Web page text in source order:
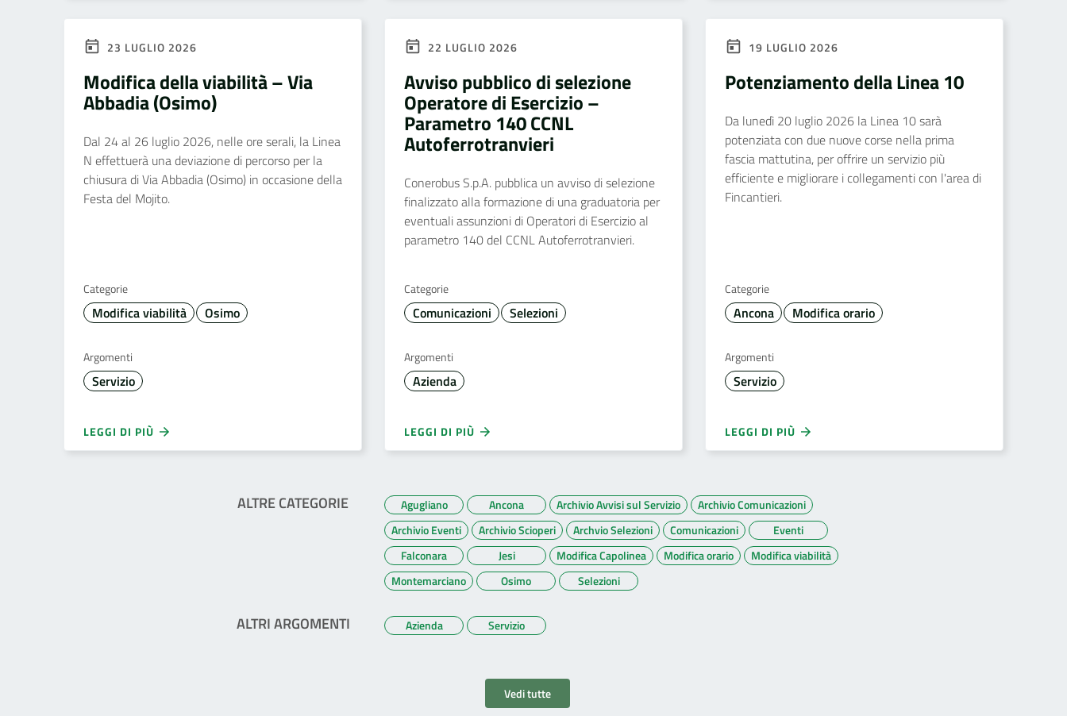
23 LUGLIO 2026
Modifica della viabilità – Via
Abbadia (Osimo)
Dal 24 al 26 luglio 2026, nelle ore serali, la Linea
N effettuerà una deviazione di percorso per la
chiusura di Via Abbadia (Osimo) in occasione della
Festa del Mojito.
Categorie
Modifica viabilità Osimo
Argomenti
Servizio
LEGGI DI PIÙ
22 LUGLIO 2026
Avviso pubblico di selezione
Operatore di Esercizio –
Parametro 140 CCNL
Autoferrotranvieri
Conerobus S.p.A. pubblica un avviso di selezione
finalizzato alla formazione di una graduatoria per
eventuali assunzioni di Operatori di Esercizio al
parametro 140 del CCNL Autoferrotranvieri.
Categorie
Comunicazioni Selezioni
Argomenti
Azienda
LEGGI DI PIÙ
19 LUGLIO 2026
Potenziamento della Linea 10
Da lunedì 20 luglio 2026 la Linea 10 sarà
potenziata con due nuove corse nella prima
fascia mattutina, per offrire un servizio più
efficiente e migliorare i collegamenti con l'area di
Fincantieri.
Categorie
Ancona Modifica orario
Argomenti
Servizio
LEGGI DI PIÙ
ALTRE CATEGORIE Agugliano Ancona Archivio Avvisi sul Servizio
Archivio Comunicazioni
Archivio Eventi
Archivio Scioperi Archvio Selezioni Comunicazioni
Eventi
Falconara
Jesi Modifica Capolinea Modifica orario
Modifica viabilità
Montemarciano
Osimo Selezioni
ALTRI ARGOMENTI Azienda Servizio
Vedi tutte